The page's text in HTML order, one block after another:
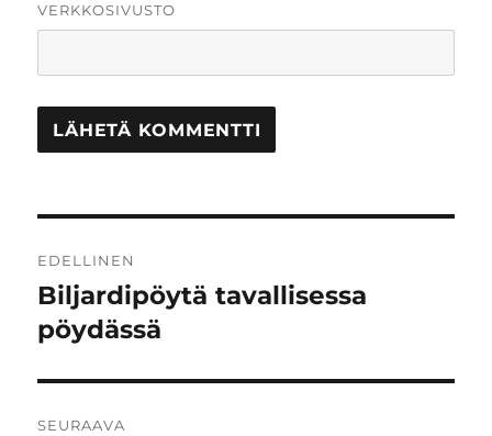
VERKKOSIVUSTO
selaus
EDELLINEN
Edellinen
artikkeli:
Biljardipöytä tavallisessa
pöydässä
SEURAAVA